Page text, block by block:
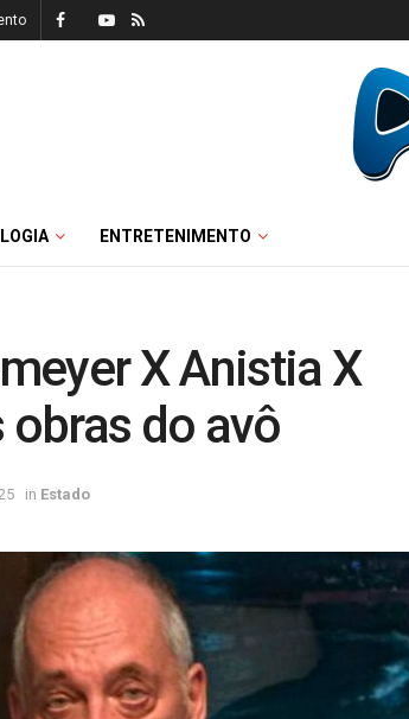
ENTRETENIMENTO
X Anistia X
do avô
in Estado